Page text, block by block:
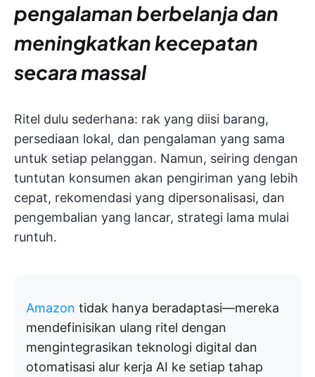
pengalaman berbelanja dan
meningkatkan kecepatan
secara massal
Ritel dulu sederhana: rak yang diisi barang,
persediaan lokal, dan pengalaman yang sama
untuk setiap pelanggan. Namun, seiring dengan
tuntutan konsumen akan pengiriman yang lebih
cepat, rekomendasi yang dipersonalisasi, dan
pengembalian yang lancar, strategi lama mulai
runtuh.
Amazon tidak hanya beradaptasi—mereka
mendefinisikan ulang ritel dengan
mengintegrasikan teknologi digital dan
otomatisasi alur kerja AI ke setiap tahap